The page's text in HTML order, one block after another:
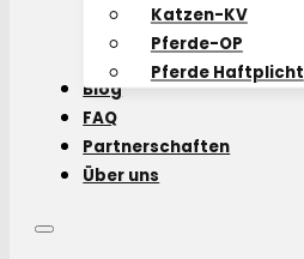
Katzen-KV
Pferde-OP
Pferde Haftplicht
Blog
FAQ
Partnerschaften
Über uns